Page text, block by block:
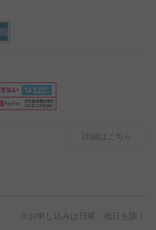
詳細はこちら
※お申し込みは日曜・祝日を除く